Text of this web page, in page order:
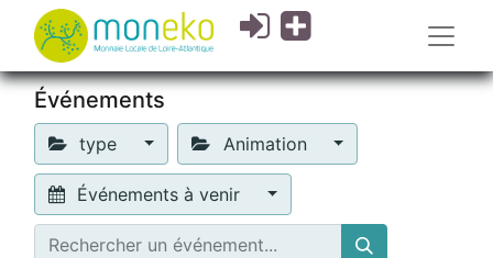
Événements
type Animation
Événements à venir